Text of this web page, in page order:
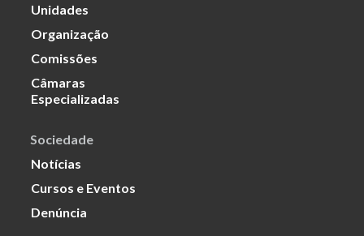
Unidades
Organização
Comissões
Câmaras
Especializadas
Sociedade
Notícias
Cursos e Eventos
Denúncia